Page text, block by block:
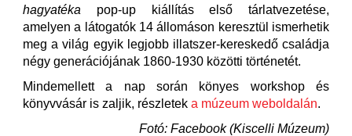
hagyatéka pop-up kiállítás első tárlatvezetése,
amelyen a látogatók 14 állomáson keresztül ismerhetik
meg a világ egyik legjobb illatszer-kereskedő családja
négy generációjának 1860-1930 közötti történetét.
Mindemellett a nap során könyes workshop és
könyvvásár is zaljik, részletek a múzeum weboldalán.
Fotó: Facebook (Kiscelli Múzeum)